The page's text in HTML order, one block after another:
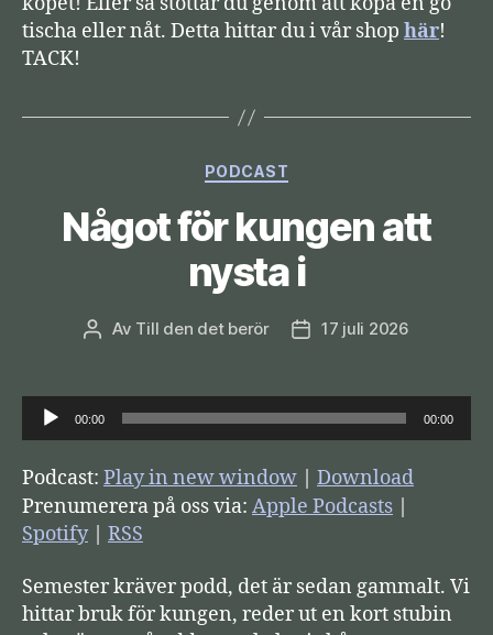
tischa eller nåt. Detta hittar du i vår shop här!
TACK!
Kategorier
PODCAST
Något för kungen att
nysta i
Inläggsförfattare
Av Till den det berör Inläggsdatum
17 juli 2026
j
u
d
s
e
l
00:00 00:00
Podcast: Play in new window
Download
Prenumerera på oss via: Apple Podcasts
Spotify| RSS
Semester kräver podd, det är sedan gammalt. Vi
hittar bruk för kungen, reder ut en kort stubin